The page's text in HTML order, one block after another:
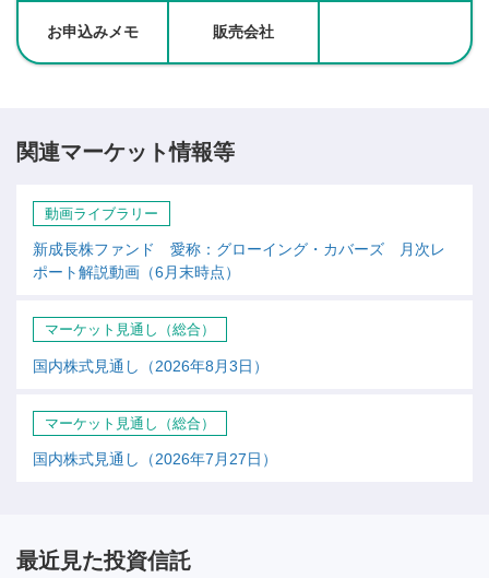
お申込みメモ 販売会社
関連マーケット情報等
動画ライブラリー
新成長株ファンド 愛称：グローイング・カバーズ 月次レ
ポート解説動画（6月末時点）
マーケット見通し（総合）
国内株式見通し（2026年8月3日）
マーケット見通し（総合）
国内株式見通し（2026年7月27日）
最近見た投資信託